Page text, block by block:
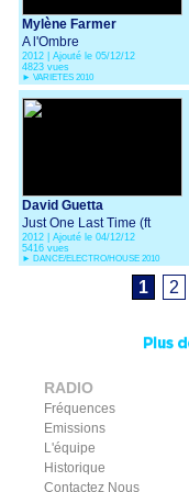
Mylène Farmer
A l'Ombre
2012 | Ajouté le 05/12/12
4823 vues
► VARIETES 2010
David Guetta
Just One Last Time (ft
Taped Rai)
2012 | Ajouté le 04/12/12
5416 vues
► DANCE/ELECTRO/HOUSE 2010
1 2
RADIO
Fréquences
Emissions
L'équipe
Historique
Contactez Nous